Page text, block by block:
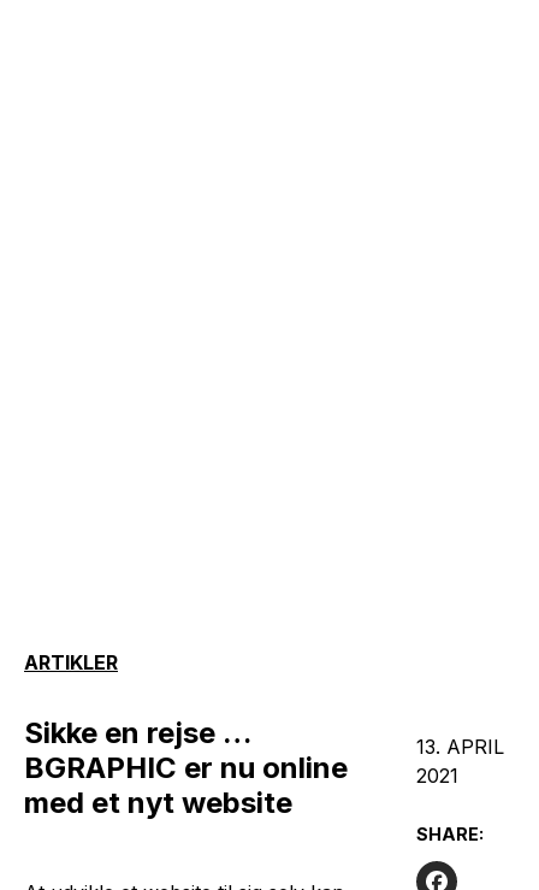
ARTIKLER
Sikke en rejse …
BGRAPHIC er nu online
med et nyt website
13. APRIL
2021
SHARE: